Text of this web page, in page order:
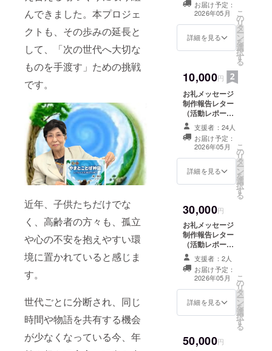
んできました。本プロジェ
クトも、その歩みの延長と
して、「次の世代へ大切な
ものを手渡す」ための挑戦
です。
近年、子供たちだけでな
く、高齢者の方々も、孤立
や心の不安を抱えやすい環
境に置かれていると感じま
す。
世代ごとに分断され、同じ
時間や物語を共有する機会
が少なくなっている今、年
心や誇りを
育むための
拠りどころ
であると感
す。物語を
共有するこ
とは、世代
を越えて心
をつなぐ大
切な営みで
す。
日本語や日
承を大切に
しながら、
子どもから
高齢者ま
で、誰もが
安心して同
じ時間を分
かち合える
場づくりを
ります。
お届け予定：
2026年05月
詳細を見る
こ
の
リ
タ
ー
ン
を
選
択
す
る
10,000円
お礼メッセージ
制作報告レター
（活動レポー
ト） 古事記ぬり
え×1 健康ぬりえ
×1 親子で楽しむ
「神話」すごろ
く×1 ・ジャン
ル：ボードゲー
0歳から高齢者ま
84cm×59cm ・
材質、素材：紙
・重さ、色 ・生
産国、説明書の
有無及び言語：
日本、日本語
支援者：24人
お届け予定：
2026年05月
詳細を見る
こ
の
リ
タ
ー
ン
を
選
択
す
る
30,000円
お礼メッセージ
制作報告レター
（活動レポー
ト） 古事記ぬり
え×1 健康ぬりえ
×1 おどろ氣もも
の氣古事記の氣
（あべまりあさ
ん直筆サイン入
・ジャンル：
支援者：2人
お届け予定：
2026年05月
詳細を見る
こ
の
リ
タ
ー
ン
を
選
択
す
る
50,000円